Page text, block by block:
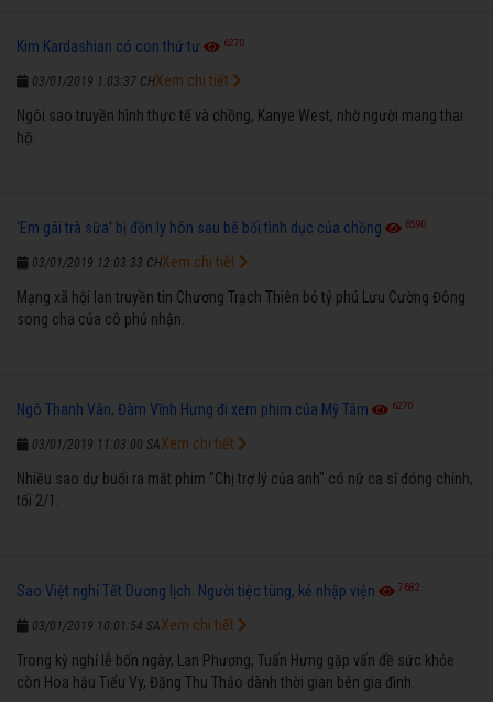
Kim Kardashian có con thứ tư 6270
03/01/2019 1:03:37 CH
Ngôi sao truyền hình thực tế và chồng, Kanye West, nhờ người mang thai
hộ.
Xem chi tiết
'Em gái trà sữa' bị đồn ly hôn sau bê bối tình dục của chồng 6590
03/01/2019 12:03:33 CH
Mạng xã hội lan truyền tin Chương Trạch Thiên bỏ tỷ phú Lưu Cường Đông
song cha của cô phủ nhận.
Xem chi tiết
Ngô Thanh Vân, Đàm Vĩnh Hưng đi xem phim của Mỹ Tâm 6270
03/01/2019 11:03:00 SA
Nhiều sao dự buổi ra mắt phim "Chị trợ lý của anh" có nữ ca sĩ đóng chính,
tối 2/1.
Xem chi tiết
Sao Việt nghỉ Tết Dương lịch: Người tiệc tùng, kẻ nhập viện 7682
03/01/2019 10:01:54 SA
Trong kỳ nghỉ lễ bốn ngày, Lan Phương, Tuấn Hưng gặp vấn đề sức khỏe
còn Hoa hậu Tiểu Vy, Đặng Thu Thảo dành thời gian bên gia đình.
Xem chi tiết